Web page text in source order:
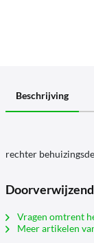
Beschrijving
rechter
Vragen omtrent
Meer artikelen